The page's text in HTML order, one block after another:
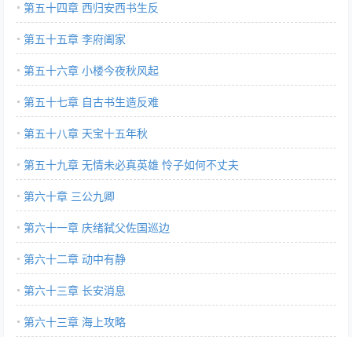
第五十四章 西归安西书生反
第五十五章 李府阖家
第五十六章 小楼今夜秋风起
第五十七章 自古书生造反难
第五十八章 天宝十五年秋
第五十九章 无情未必真英雄 怜子如何不丈夫
第六十章 三公九卿
第六十一章 庆绪弑父佐国巡边
第六十二章 动中有静
第六十三章 长安消息
第六十三章 海上攻略